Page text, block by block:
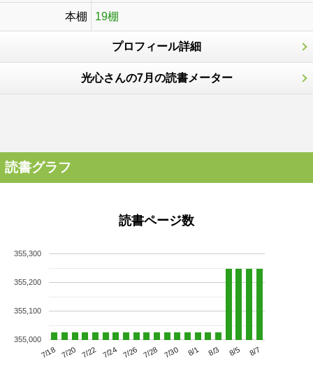
本棚 19棚
プロフィール詳細
光心さんの7月の読書メーター
読書グラフ
読書ページ数
7/18 7/20 7/22 7/24 7/26 7/28 7/30 8/1 8/3 8/5 8/7
355,000
355,100
355,200
355,300